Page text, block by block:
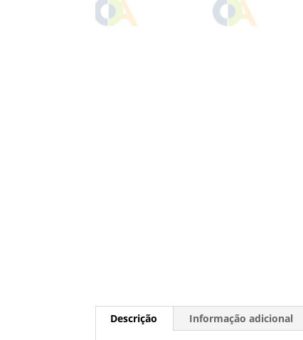
Descrição Informação adicional